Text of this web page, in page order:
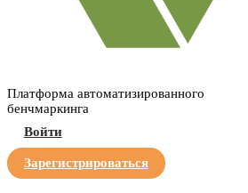
Платформа автоматизированного
бенчмаркинга
Войти
Зарегистрироваться